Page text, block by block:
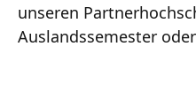
unseren
Auslandssemester